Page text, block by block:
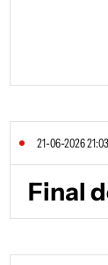
21-06-2026 21:03
Final